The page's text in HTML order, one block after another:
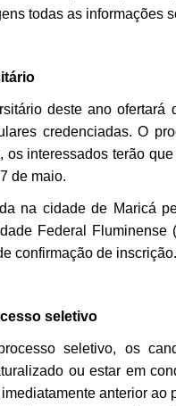
todas as informações
deste ano
credenciadas. O
os interessados terão
de maio.
na cidade de Maricá
Federal
confirmação de inscrição.
seletivo
seletivo, os
ou estar em
anterior